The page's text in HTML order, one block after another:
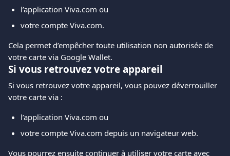
l’application Viva.com ou
votre compte Viva.com.
Cela permet d’empêcher toute utilisation non autorisée de
votre carte via Google Wallet.
Si vous retrouvez votre appareil
Si vous retrouvez votre appareil, vous pouvez déverrouiller
votre carte via :
l’application Viva.com ou
votre compte Viva.com depuis un navigateur web.
Vous pourrez ensuite continuer à utiliser votre carte avec